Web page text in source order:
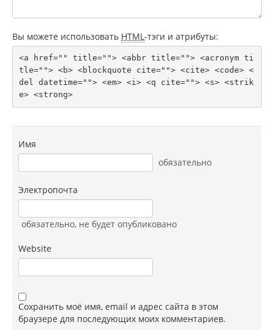
Вы можете использовать HTML -тэги и атрибуты:
<a href="" title=""> <abbr title=""> <acronym ti
tle=""> <b> <blockquote cite=""> <cite> <code> <
del datetime=""> <em> <i> <q cite=""> <s> <strik
e> <strong>
Имя
обязательно
Электропочта
обязательно, не будет опубликовано
Website
Сохранить моё имя, email и адрес сайта в этом
браузере для последующих моих комментариев.